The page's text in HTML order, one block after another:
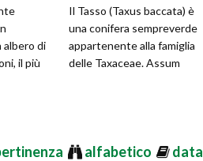
albero di
il più
Il Tasso (Taxus baccata) è
una conifera sempreverde
appartenente alla famiglia
delle Taxaceae. Assum
alfabetico data